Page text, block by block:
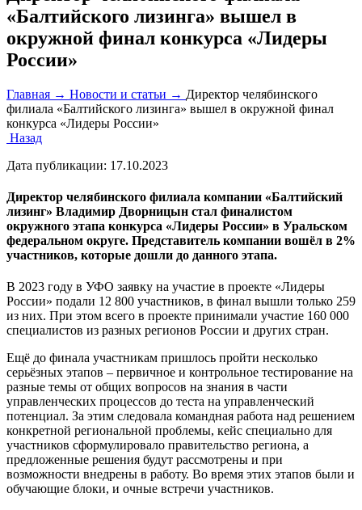
«Балтийского лизинга» вышел в
окружной финал конкурса «Лидеры
России»
Главная → Новости и статьи → Директор челябинского
филиала «Балтийского лизинга» вышел в окружной финал
конкурса «Лидеры России»
Назад
Дата публикации: 17.10.2023
Директор челябинского филиала компании «Балтийский
лизинг» Владимир Дворницын стал финалистом
окружного этапа конкурса «Лидеры России» в Уральском
федеральном округе. Представитель компании вошёл в 2%
участников, которые дошли до данного этапа.
В 2023 году в УФО заявку на участие в проекте «Лидеры
России» подали 12 800 участников, в финал вышли только 259
из них. При этом всего в проекте принимали участие 160 000
специалистов из разных регионов России и других стран.
Ещё до финала участникам пришлось пройти несколько
серьёзных этапов – первичное и контрольное тестирование на
разные темы от общих вопросов на знания в части
управленческих процессов до теста на управленческий
потенциал. За этим следовала командная работа над решением
конкретной региональной проблемы, кейс специально для
участников сформулировало правительство региона, а
предложенные решения будут рассмотрены и при
возможности внедрены в работу. Во время этих этапов были и
обучающие блоки, и очные встречи участников.